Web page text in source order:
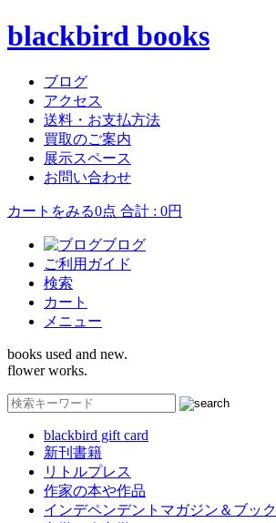
blackbird books
ブログ
アクセス
送料・お支払方法
買取のご案内
展示スペース
お問い合わせ
カートをみる0点 合計 : 0円
ブログ
ご利用ガイド
検索
カート
メニュー
books used and new.
flower works.
blackbird gift card
新刊書籍
リトルプレス
作家の本や作品
インデペンデントマガジン＆ブック